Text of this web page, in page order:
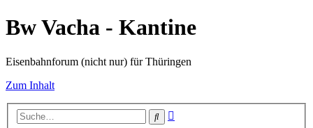
Bw Vacha - Kantine
Eisenbahnforum (nicht nur) für Thüringen
Zum Inhalt
Suche